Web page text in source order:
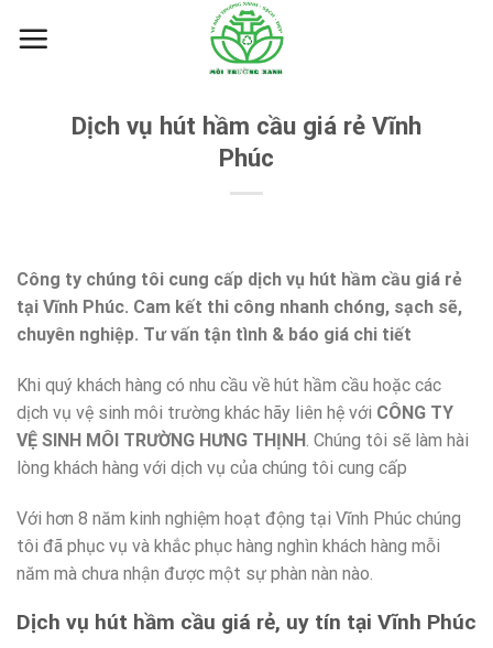
Dịch vụ hút hầm cầu giá rẻ Vĩnh
Phúc
Công ty chúng tôi cung cấp dịch vụ hút hầm cầu giá rẻ
tại Vĩnh Phúc. Cam kết thi công nhanh chóng, sạch sẽ,
chuyên nghiệp. Tư vấn tận tình & báo giá chi tiết
Khi quý khách hàng có nhu cầu về hút hầm cầu hoặc các
dịch vụ vệ sinh môi trường khác hãy liên hệ với CÔNG TY
VỆ SINH MÔI TRƯỜNG HƯNG THỊNH . Chúng tôi sẽ làm hài
lòng khách hàng với dịch vụ của chúng tôi cung cấp
Với hơn 8 năm kinh nghiệm hoạt động tại Vĩnh Phúc chúng
tôi đã phục vụ và khắc phục hàng nghìn khách hàng mỗi
năm mà chưa nhận được một sự phàn nàn nào.
Dịch vụ hút hầm cầu giá rẻ, uy tín tại Vĩnh Phúc